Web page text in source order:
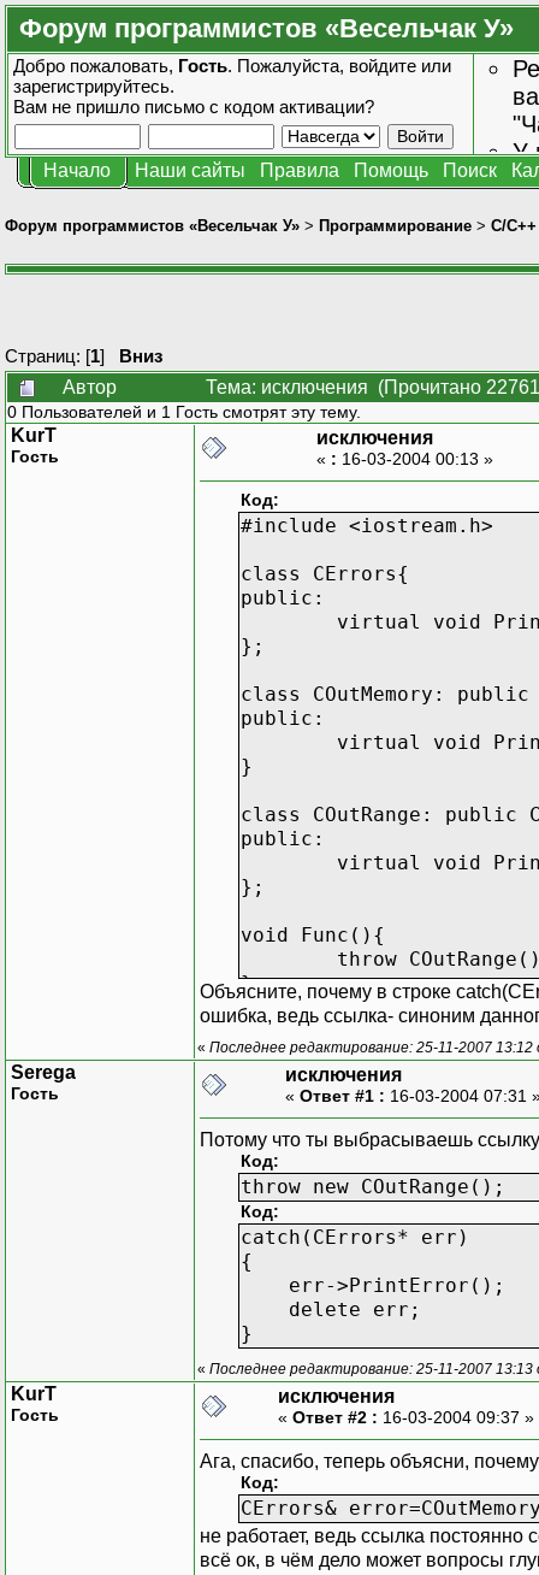
Форум программистов «Весельчак У»
Добро пожаловать, Гость. Пожалуйста, войдите или
зарегистрируйтесь.
Вам не пришло письмо с кодом активации?
У
Начало Наши сайты Правила Помощь Поиск
Форум программистов «Весельчак У» > Программирование > C/C++
Страниц: [1] Вниз
Автор
Тема: исключения (Прочитано
0 Пользователей и 1 Гость смотрят эту тему.
KurT
Гость
исключения
« : 16-03-2004 00:13 »
Код:
#include <iostream.h>
class CErrors{
public:
virtual void
};
class COutMemory:
public:
virtual void
}
class COutRange: public
public:
virtual void
};
void Func(){
throw
}
int main(){
try{
}
catch(CError&
}
return 0;
}
Объясните, почему в строке
ошибка, ведь ссылка- синоним
« Последнее редактирование: 25-11-2007 13:12
Serega
Гость
исключения
« Ответ #1 : 16-03-2004 07:31
Потому что ты выбрасываешь
Код:
throw new COutRange();
Код:
catch(CErrors* err)
{
err->PrintError();
delete err;
}
« Последнее редактирование: 25-11-2007 13:13
KurT
Гость
исключения
« Ответ #2 : 16-03-2004 09:37 »
Ага, спасибо, теперь объясни,
Код:
CErrors&
не работает, ведь ссылка постоянно
всё ок, в чём дело может вопросы